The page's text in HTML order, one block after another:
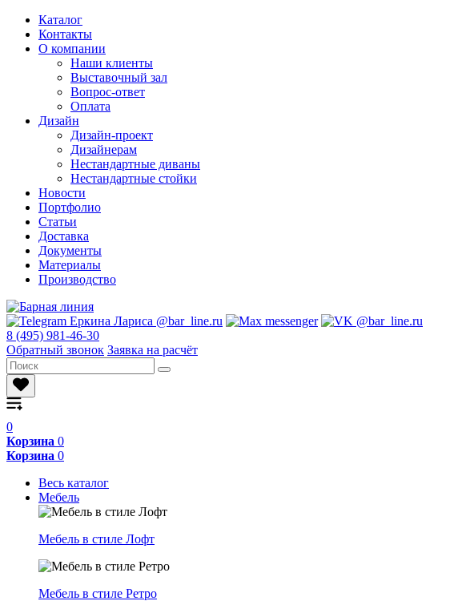
Каталог
Контакты
О компании
Наши клиенты
Выставочный зал
Вопрос-ответ
Оплата
Дизайн
Дизайн-проект
Дизайнерам
Нестандартные диваны
Нестандартные стойки
Новости
Портфолио
Статьи
Доставка
Документы
Материалы
Производство
8 (495) 981-46-30
Обратный звонок Заявка на расчёт
0
Корзина 0
Корзина 0
Весь каталог
Мебель
Мебель в стиле Лофт
Мебель в стиле Ретро